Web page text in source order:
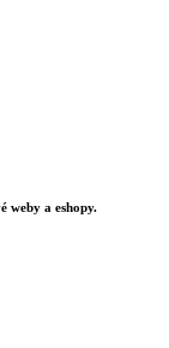
weby a eshopy.